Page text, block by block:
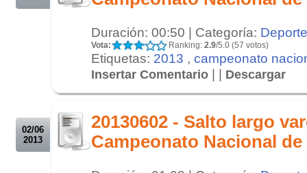
Duración: 00:50 | Categoría:
Vota: Ranking: 2.9/5.0 (57 votos)
Etiquetas: 2013 , campeonato
Insertar Comentario | | Descargar
02/06
2013
20130602 - Salto largo
Campeonato Nacional de